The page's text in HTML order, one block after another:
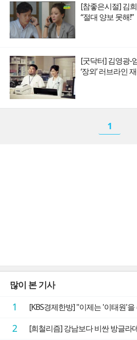
[참좋은시절] 김
“절대 양보 못해!”
[굿닥터] 김영광-
‘장외’ 러브라인
1
많이 본 기사
1 [KBS경제한방] "이제는 '이태원'을 주목해야" 이선엽 대표가 말
2 [희철리즘] 강남보다 비싼 방글라데시 부촌 굴샨